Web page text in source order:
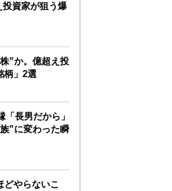
資家が狙う爆
”か。億超え投
柄」2選
長男だから」
”に変わった瞬
どやらないこ